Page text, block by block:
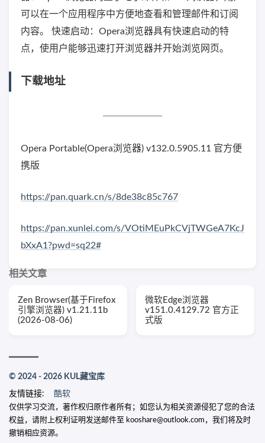
可以在一个应用程序中方便地查看和管理邮件和订阅
内容。 快速启动：Opera浏览器具有快速启动的特
点，使用户能够迅速打开浏览器并开始浏览网页。
下载地址
Opera Portable(Opera浏览器) v132.0.5905.11 官方便
携版
https://pan.quark.cn/s/8de38c85c767
https://pan.xunlei.com/s/VOtiMEuPkCVjTWGeA7KcJ
bXxA1?pwd=sq22#
相关文章
Zen Browser(基于Firefox
引擎浏览器) v1.21.11b
(2026-08-06)
微软Edge浏览器
v151.0.4129.72 官方正
式版
© 2024 - 2026 KUL藏宝库
友情链接: 酷软
仅供学习交流，著作权归原作者所有；如您认为相关资源侵犯了您的合法
权益，请附上权利证明发送邮件至 kooshare@outlook.com，我们将及时
撤销相应资源。